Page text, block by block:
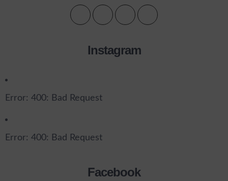
Instagram
Error: 400: Bad Request
Error: 400: Bad Request
Facebook